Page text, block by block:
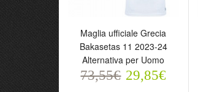
Maglia ufficiale Grecia
Bakasetas 11 2023-24
Alternativa per Uomo
73,55€ 29,85€